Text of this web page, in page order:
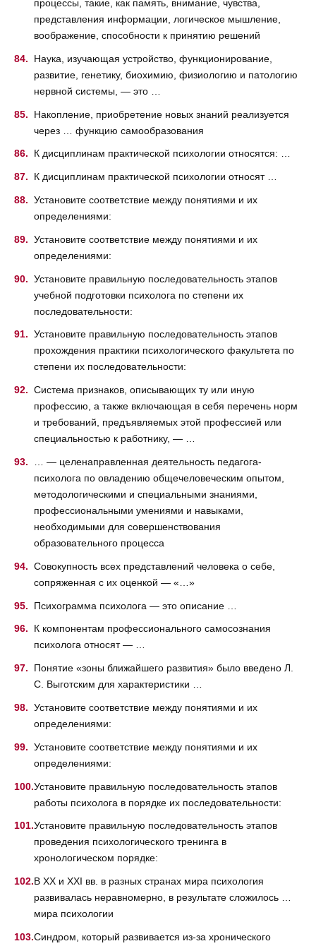
процессы, такие, как память, внимание, чувства,
представления информации, логическое мышление,
воображение, способности к принятию решений
Наука, изучающая устройство, функционирование,
развитие, генетику, биохимию, физиологию и патологию
нервной системы, — это …
Накопление, приобретение новых знаний реализуется
через … функцию самообразования
К дисциплинам практической психологии относятся: …
К дисциплинам практической психологии относят …
Установите соответствие между понятиями и их
определениями:
Установите соответствие между понятиями и их
определениями:
Установите правильную последовательность этапов
учебной подготовки психолога по степени их
последовательности:
Установите правильную последовательность этапов
прохождения практики психологического факультета по
степени их последовательности:
Система признаков, описывающих ту или иную
профессию, а также включающая в себя перечень норм
и требований, предъявляемых этой профессией или
специальностью к работнику, — …
… — целенаправленная деятельность педагога-
психолога по овладению общечеловеческим опытом,
методологическими и специальными знаниями,
профессиональными умениями и навыками,
необходимыми для совершенствования
образовательного процесса
Совокупность всех представлений человека о себе,
сопряженная с их оценкой — «…»
Психограмма психолога — это описание …
К компонентам профессионального самосознания
психолога относят — …
Понятие «зоны ближайшего развития» было введено Л.
С. Выготским для характеристики …
Установите соответствие между понятиями и их
определениями:
Установите соответствие между понятиями и их
определениями:
Установите правильную последовательность этапов
работы психолога в порядке их последовательности:
Установите правильную последовательность этапов
проведения психологического тренинга в
хронологическом порядке:
В XX и XXI вв. в разных странах мира психология
развивалась неравномерно, в результате сложилось …
мира психологии
Синдром, который развивается из-за хронического